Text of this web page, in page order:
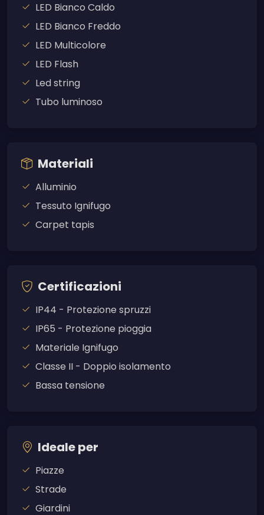
LED Bianco Caldo
LED Bianco Freddo
LED Multicolore
LED Flash
Led string
Tubo luminoso
Materiali
Alluminio
Tessuto Ignifugo
Carpet tapis
Certificazioni
IP44 - Protezione spruzzi
IP65 - Protezione pioggia
Materiale Ignifugo
Classe II - Doppio isolamento
Bassa tensione
Ideale per
Piazze
Strade
Giardini